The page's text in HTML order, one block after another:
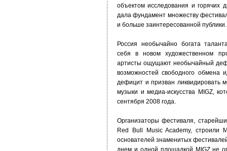
объектом исследования и горячих
дала фундамент множеству
и больше заинтересованной публики.
Россия необычайно богата
себя в новом художественном
артисты ощущают необычайный
возможностей свободного обмена
дефицит и призван ликвидировать
музыки и медиа-искусства MIGZ,
сентября 2008 года.
Организаторы фестиваля,
Red Bull Music Academy, строили
основателей знаменитых
днем и одной площадкой MIGZ не